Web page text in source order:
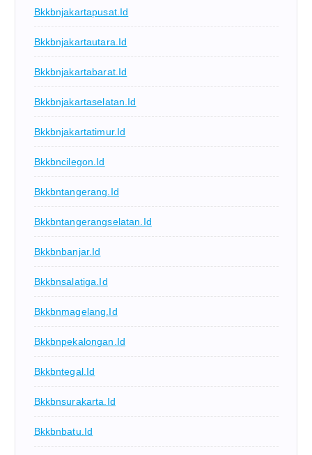
Bkkbnjakartapusat.id
Bkkbnjakartautara.id
Bkkbnjakartabarat.id
Bkkbnjakartaselatan.id
Bkkbnjakartatimur.id
Bkkbncilegon.id
Bkkbntangerang.id
Bkkbntangerangselatan.id
Bkkbnbanjar.id
Bkkbnsalatiga.id
Bkkbnmagelang.id
Bkkbnpekalongan.id
Bkkbntegal.id
Bkkbnsurakarta.id
Bkkbnbatu.id